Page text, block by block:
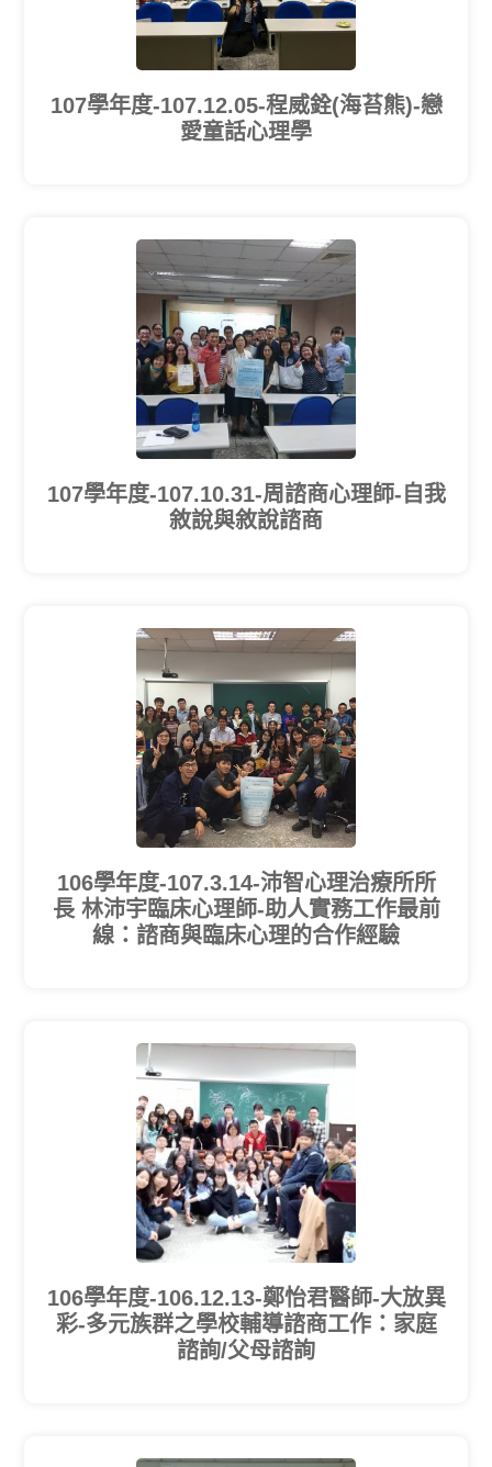
107學年度-107.12.05-程威銓(海苔熊)-戀
愛童話心理學
107學年度-107.10.31-周諮商心理師-自我
敘說與敘說諮商
106學年度-107.3.14-沛智心理治療所所
長 林沛宇臨床心理師-助人實務工作最前
線：諮商與臨床心理的合作經驗
106學年度-106.12.13-鄭怡君醫師-大放異
彩-多元族群之學校輔導諮商工作：家庭
諮詢/父母諮詢